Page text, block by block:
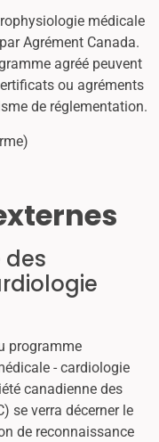
médicale
Agrément Canada.
agréé peuvent
ou agréments
de réglementation.
des
programme
- cardiologie
canadienne des
se verra décerner le
de reconnaissance